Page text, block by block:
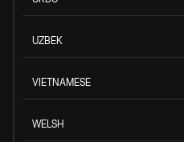
UZBEK
VIETNAMESE
WELSH